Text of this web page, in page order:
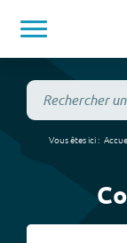
Vous êtes ici :